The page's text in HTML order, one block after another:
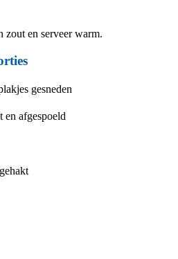
zout en serveer warm.
gesneden
afgespoeld